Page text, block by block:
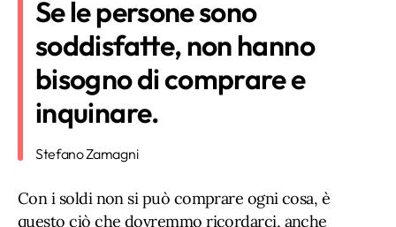
Se le persone sono
soddisfatte, non hanno
bisogno di comprare e
inquinare.
Stefano Zamagni
Con i soldi non si può comprare ogni cosa, è
questo ciò che dovremmo ricordarci, anche